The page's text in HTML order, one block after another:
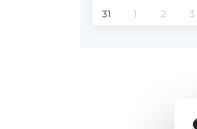
31 1 2 3